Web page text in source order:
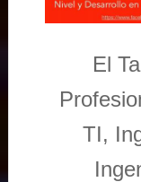
El
TI,